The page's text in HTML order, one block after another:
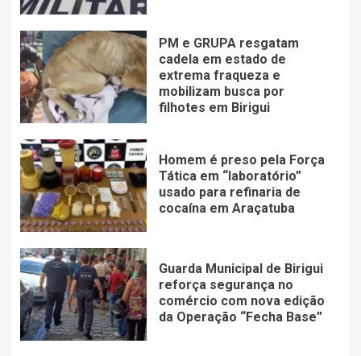
PM e GRUPA resgatam
cadela em estado de
extrema fraqueza e
mobilizam busca por
filhotes em Birigui
Homem é preso pela Força
Tática em “laboratório”
usado para refinaria de
cocaína em Araçatuba
Guarda Municipal de Birigui
reforça segurança no
comércio com nova edição
da Operação “Fecha Base”